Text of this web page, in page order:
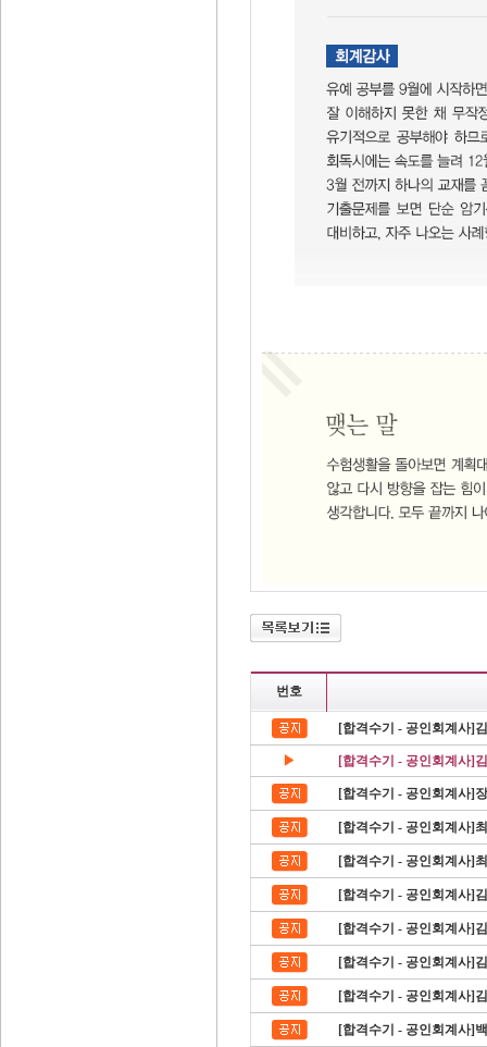
번호
[합격수기 - 공인회계사]
▶ [합격수기 - 공인회계사]
[합격수기 - 공인회계사]
[합격수기 - 공인회계사]
[합격수기 - 공인회계사]
[합격수기 - 공인회계사]
[합격수기 - 공인회계사]
[합격수기 - 공인회계사]
[합격수기 - 공인회계사]
[합격수기 - 공인회계사]